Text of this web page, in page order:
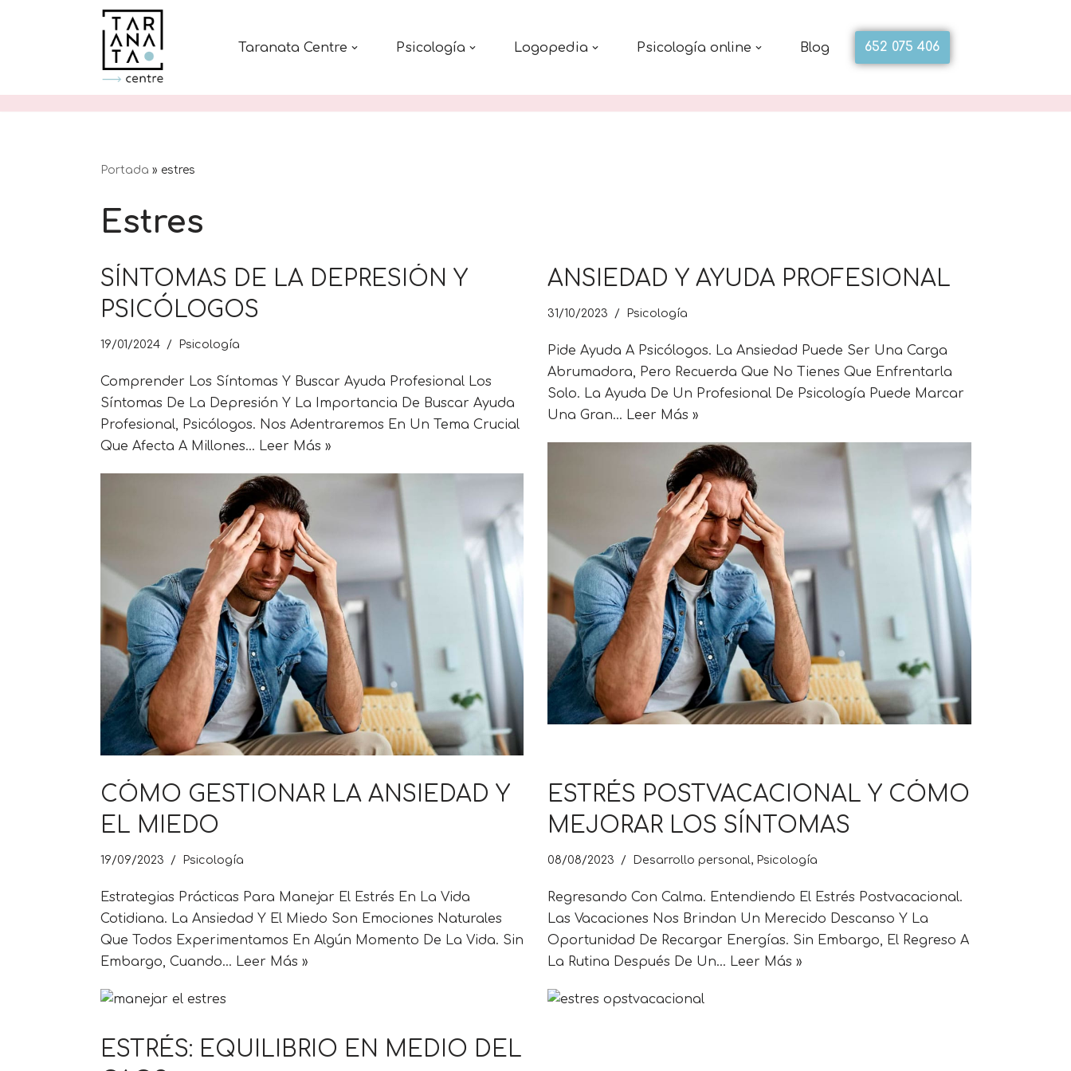
Taranata Centre Psicología Logopedia Psicología online Blog 652 075 406
Portada » estres
Estres
SÍNTOMAS DE LA DEPRESIÓN Y
PSICÓLOGOS
19/01/2024 Psicología
Comprender Los Síntomas Y Buscar Ayuda Profesional Los
Síntomas De La Depresión Y La Importancia De Buscar Ayuda
Profesional, Psicólogos. Nos Adentraremos En Un Tema Crucial
Que Afecta A Millones… Leer Más »
ANSIEDAD Y AYUDA PROFESIONAL
31/10/2023 Psicología
Pide Ayuda A Psicólogos. La Ansiedad Puede Ser Una Carga
Abrumadora, Pero Recuerda Que No Tienes Que Enfrentarla
Solo. La Ayuda De Un Profesional De Psicología Puede Marcar
Una Gran… Leer Más »
CÓMO GESTIONAR LA ANSIEDAD Y
EL MIEDO
19/09/2023 Psicología
Estrategias Prácticas Para Manejar El Estrés En La Vida
Cotidiana. La Ansiedad Y El Miedo Son Emociones Naturales
Que Todos Experimentamos En Algún Momento De La Vida. Sin
Embargo, Cuando… Leer Más »
ESTRÉS POSTVACACIONAL Y CÓMO
MEJORAR LOS SÍNTOMAS
08/08/2023 Desarrollo personal, Psicología
Regresando Con Calma. Entendiendo El Estrés Postvacacional.
Las Vacaciones Nos Brindan Un Merecido Descanso Y La
Oportunidad De Recargar Energías. Sin Embargo, El Regreso A
La Rutina Después De Un… Leer Más »
ESTRÉS: EQUILIBRIO EN MEDIO DEL